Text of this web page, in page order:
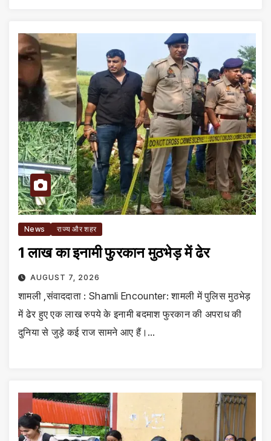
News राज्य और शहर
1 लाख का इनामी फुरकान मुठभेड़ में ढेर
AUGUST 7, 2026
शामली ,संवाददाता : Shamli Encounter: शामली में पुलिस मुठभेड़
में ढेर हुए एक लाख रुपये के इनामी बदमाश फुरकान की अपराध की
दुनिया से जुड़े कई राज सामने आए हैं।…